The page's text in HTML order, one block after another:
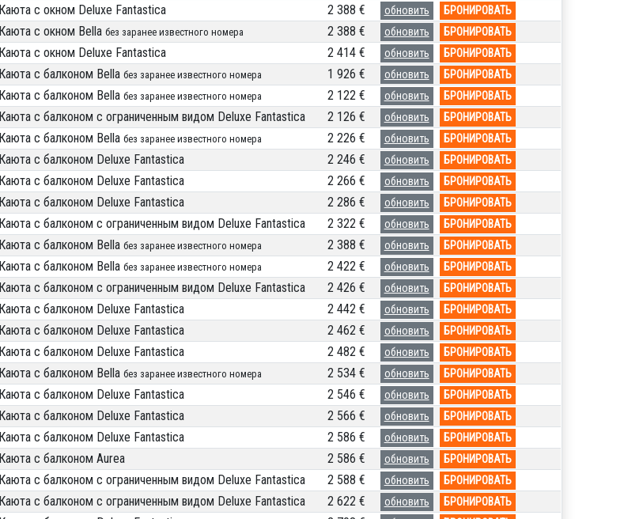
Каюта с окном Deluxe Fantastica 2 388 € обновить БРОНИРОВАТЬ
Каюта с окном Bella без заранее известного номера 2 388 € обновить БРОНИРОВАТЬ
Каюта с окном Deluxe Fantastica 2 414 € обновить БРОНИРОВАТЬ
Каюта с балконом Bella без заранее известного номера 1 926 € обновить БРОНИРОВАТЬ
Каюта с балконом Bella без заранее известного номера 2 122 € обновить БРОНИРОВАТЬ
Каюта с балконом c ограниченным видом Deluxe Fantastica 2 126 € обновить БРОНИРОВАТЬ
Каюта с балконом Bella без заранее известного номера 2 226 € обновить БРОНИРОВАТЬ
Каюта с балконом Deluxe Fantastica 2 246 € обновить БРОНИРОВАТЬ
Каюта с балконом Deluxe Fantastica 2 266 € обновить БРОНИРОВАТЬ
Каюта с балконом Deluxe Fantastica 2 286 € обновить БРОНИРОВАТЬ
Каюта с балконом c ограниченным видом Deluxe Fantastica 2 322 € обновить БРОНИРОВАТЬ
Каюта с балконом Bella без заранее известного номера 2 388 € обновить БРОНИРОВАТЬ
Каюта с балконом Bella без заранее известного номера 2 422 € обновить БРОНИРОВАТЬ
Каюта с балконом c ограниченным видом Deluxe Fantastica 2 426 € обновить БРОНИРОВАТЬ
Каюта с балконом Deluxe Fantastica 2 442 € обновить БРОНИРОВАТЬ
Каюта с балконом Deluxe Fantastica 2 462 € обновить БРОНИРОВАТЬ
Каюта с балконом Deluxe Fantastica 2 482 € обновить БРОНИРОВАТЬ
Каюта с балконом Bella без заранее известного номера 2 534 € обновить БРОНИРОВАТЬ
Каюта с балконом Deluxe Fantastica 2 546 € обновить БРОНИРОВАТЬ
Каюта с балконом Deluxe Fantastica 2 566 € обновить БРОНИРОВАТЬ
Каюта с балконом Deluxe Fantastica 2 586 € обновить БРОНИРОВАТЬ
Каюта с балконом Aurea 2 586 € обновить БРОНИРОВАТЬ
Каюта с балконом c ограниченным видом Deluxe Fantastica 2 588 € обновить БРОНИРОВАТЬ
Каюта с балконом c ограниченным видом Deluxe Fantastica 2 622 € обновить БРОНИРОВАТЬ